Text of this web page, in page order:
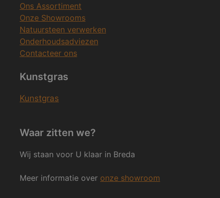
Ons Assortiment
Onze Showrooms
Natuursteen verwerken
Onderhoudsadviezen
Contacteer ons
Kunstgras
Kunstgras
Waar zitten we?
Wij staan voor U klaar in Breda
Meer informatie over onze showroom